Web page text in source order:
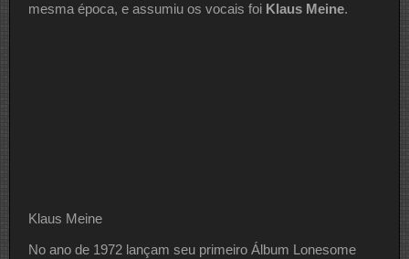
mesma época, e assumiu os vocais foi Klaus Meine.
Klaus Meine
No ano de 1972 lançam seu primeiro Álbum Lonesome